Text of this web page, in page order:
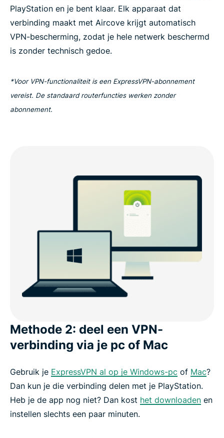
PlayStation en je bent klaar. Elk apparaat dat
verbinding maakt met Aircove krijgt automatisch
VPN-bescherming, zodat je hele netwerk beschermd
is zonder technisch gedoe.
*Voor VPN-functionaliteit is een ExpressVPN-abonnement
vereist. De standaard routerfuncties werken zonder
abonnement.
Methode 2: deel een VPN-
verbinding via je pc of Mac
Gebruik je ExpressVPN al op je Windows-pc of Mac?
Dan kun je die verbinding delen met je PlayStation.
Heb je de app nog niet? Dan kost het downloaden en
instellen slechts een paar minuten.